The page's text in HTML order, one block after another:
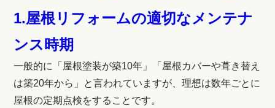
1.屋根リフォームの適切なメンテナ
ンス時期
一般的に「屋根塗装が築10年」「屋根カバーや葺き替え
は築20年から」と言われていますが、理想は数年ごとに
屋根の定期点検をすることです。